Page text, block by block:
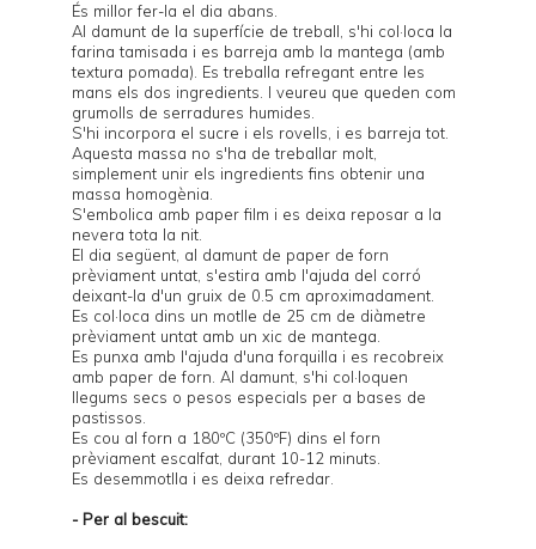
És millor fer-la el dia abans.
Al damunt de la superfície de treball, s'hi col·loca la
farina tamisada i es barreja amb la mantega (amb
textura pomada). Es treballa refregant entre les
mans els dos ingredients. I veureu que queden com
grumolls de serradures humides.
S'hi incorpora el sucre i els rovells, i es barreja tot.
Aquesta massa no s'ha de treballar molt,
simplement unir els ingredients fins obtenir una
massa homogènia.
S'embolica amb paper film i es deixa reposar a la
nevera tota la nit.
El dia següent, al damunt de paper de forn
prèviament untat, s'estira amb l'ajuda del corró
deixant-la d'un gruix de 0.5 cm aproximadament.
Es col·loca dins un motlle de 25 cm de diàmetre
prèviament untat amb un xic de mantega.
Es punxa amb l'ajuda d'una forquilla i es recobreix
amb paper de forn. Al damunt, s'hi col·loquen
llegums secs o pesos especials per a bases de
pastissos
Es cou al forn a 180ºC (350ºF) dins el forn
prèviament escalfat, durant 10-12 minuts.
Es desemmotlla i es deixa refredar.
- Per al bescuit: